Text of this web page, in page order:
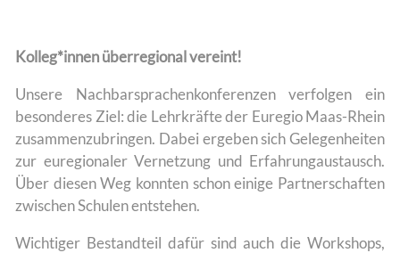
Kolleg*innen überregional vereint!
Unsere Nachbarsprachenkonferenzen verfolgen ein
besonderes Ziel: die Lehrkräfte der Euregio Maas-Rhein
zusammenzubringen. Dabei ergeben sich Gelegenheiten
zur euregionaler Vernetzung und Erfahrungaustausch.
Über diesen Weg konnten schon einige Partnerschaften
zwischen Schulen entstehen.
Wichtiger Bestandteil dafür sind auch die Workshops,